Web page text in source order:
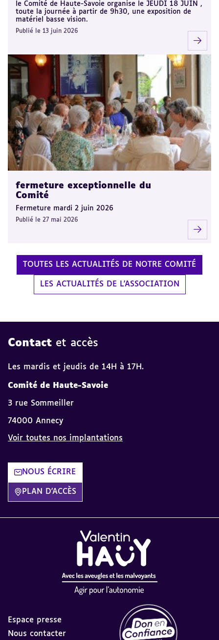
le Comité de Haute-Savoie organise le JEUDI 18 JUIN ,
toute la journée à partir de 9h30, une exposition de
matériel basse vision.
Publié le 13 juin 2026
fermeture exceptionnelle du
Comité
Fermeture mardi 2 juin 2026
Publié le 27 mai 2026
TOUTES LES ACTUALITÉS DE NOTRE COMITÉ
LES ACTUALITÉS DE L'ASSOCIATION
Contact et accès
Les mardis et jeudis de 14H à 17H.
Comité de Haute-Savoie
3 rue Sommeiller
74000 Annecy
Voir toutes nos implantations
NOUS ÉCRIRE
PLAN D'ACCÈS
Espace presse
Nous contacter